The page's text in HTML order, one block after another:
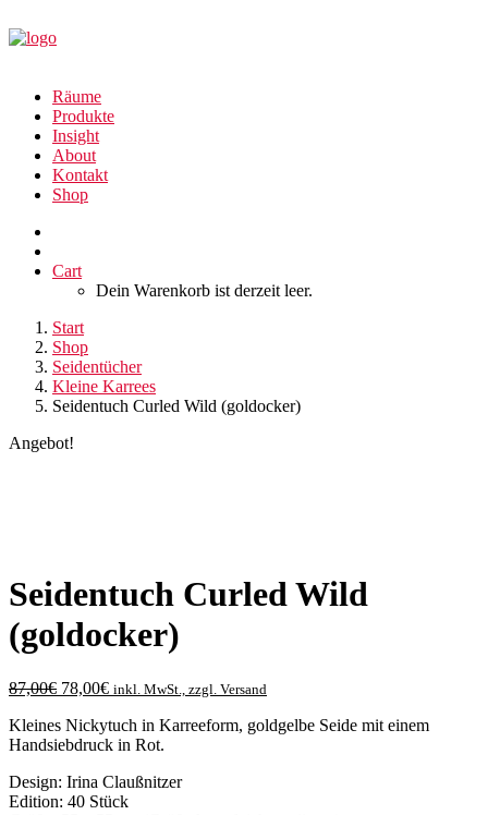
Räume
Produkte
Insight
About
Kontakt
Shop
Cart
Dein Warenkorb ist derzeit leer.
Start
Shop
Seidentücher
Kleine Karrees
Seidentuch Curled Wild (goldocker)
Angebot!
Seidentuch Curled Wild
(goldocker)
87,00€ Ursprünglicher
war:
87,00€
78,00€Aktueller
ist:
78,00€.
inkl. MwSt., zzgl. Versand
Kleines Nickytuch in Karreeform, goldgelbe Seide mit einem
Handsiebdruck in Rot.
Design: Irina Claußnitzer
Edition: 40 Stück